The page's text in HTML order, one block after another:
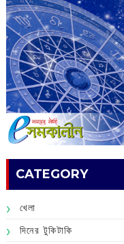
CATEGORY
খেলা
দিনের টুকিটাকি